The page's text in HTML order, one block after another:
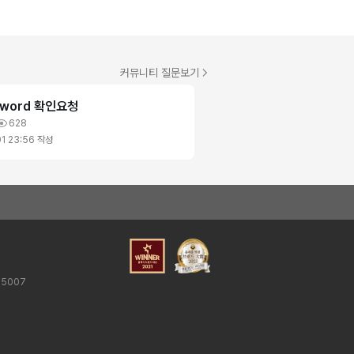
커뮤니티 질문보기
확인요청
628
23:56 작성